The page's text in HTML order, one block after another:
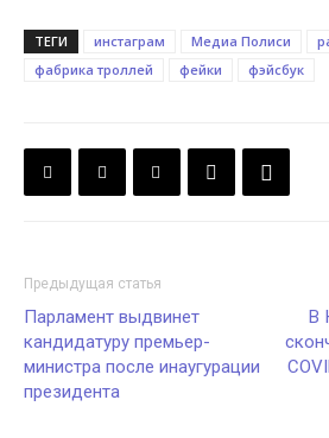
ТЕГИ инстаграм Медиа Полиси
фабрика троллей
фейки фэйсбук
Предыдущая статья
Парламент выдвинет
кандидатуру премьер-
министра после инаугурации
президента
В